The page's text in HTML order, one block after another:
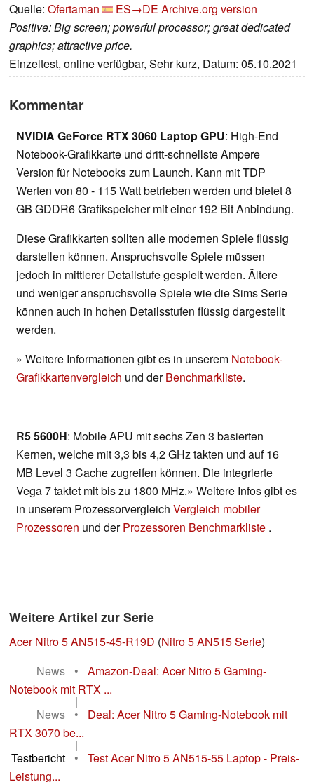
Quelle: Ofertaman ES→DE Archive.org version
Positive: Big screen; powerful processor; great dedicated
graphics; attractive price.
Einzeltest, online verfügbar, Sehr kurz, Datum: 05.10.2021
Kommentar
NVIDIA GeForce RTX 3060 Laptop GPU: High-End
Notebook-Grafikkarte und dritt-schnellste Ampere
Version für Notebooks zum Launch. Kann mit TDP
Werten von 80 - 115 Watt betrieben werden und bietet 8
GB GDDR6 Grafikspeicher mit einer 192 Bit Anbindung.
Diese Grafikkarten sollten alle modernen Spiele flüssig
darstellen können. Anspruchsvolle Spiele müssen
jedoch in mittlerer Detailstufe gespielt werden. Ältere
und weniger anspruchsvolle Spiele wie die Sims Serie
können auch in hohen Detailsstufen flüssig dargestellt
werden.
» Weitere Informationen gibt es in unserem Notebook-
Grafikkartenvergleich und derBenchmarkliste.
R5 5600H: Mobile APU mit sechs Zen 3 basierten
Kernen, welche mit 3,3 bis 4,2 GHz takten und auf 16
MB Level 3 Cache zugreifen können. Die integrierte
Vega 7 taktet mit bis zu 1800 MHz.» Weitere Infos gibt es
in unserem Prozessorvergleich Vergleich mobiler
Prozessoren und derProzessoren Benchmarkliste .
Weitere Artikel zur Serie
Acer Nitro 5 AN515-45-R19D (Nitro 5 AN515 Serie)
News
•
Amazon-Deal: Acer Nitro 5 Gaming-
Notebook mit RTX ...
|
News
•
Deal: Acer Nitro 5 Gaming-Notebook mit
RTX 3070 be...
|
Testbericht
•
Test Acer Nitro 5 AN515-55 Laptop - Preis-
Leistung...